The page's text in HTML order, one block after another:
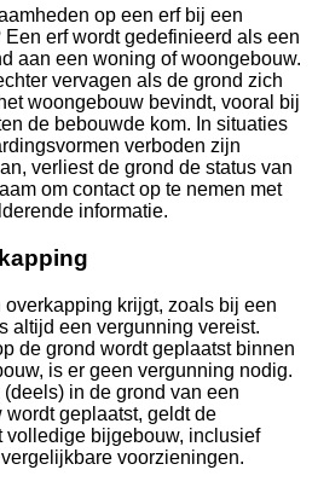
op een erf bij een
erf wordt gedefinieerd als een
aan een woning of woongebouw.
vervagen als de grond zich
woongebouw bevindt, vooral bij
de bebouwde kom. In situaties
verboden zijn
verliest de grond de status van
om contact op te nemen met
informatie.
overkapping krijgt, zoals bij een
altijd een vergunning vereist.
de grond wordt geplaatst binnen
is er geen vergunning nodig.
in de grond van een
geplaatst, geldt de
volledige bijgebouw, inclusief
voorzieningen.